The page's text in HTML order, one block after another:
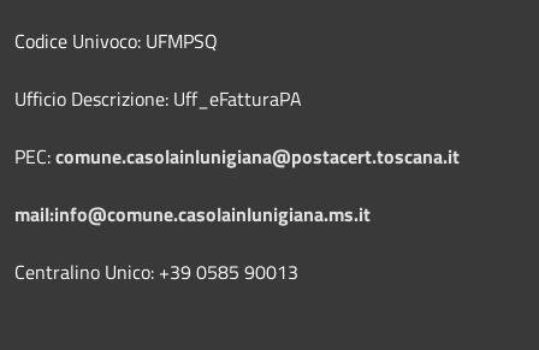
Codice Univoco: UFMPSQ
Ufficio Descrizione: Uff_eFatturaPA
PEC:comune.casolainlunigiana@postacert.toscana.it
mail:info@comune.casolainlunigiana.ms.it
Centralino Unico: +39 0585 90013